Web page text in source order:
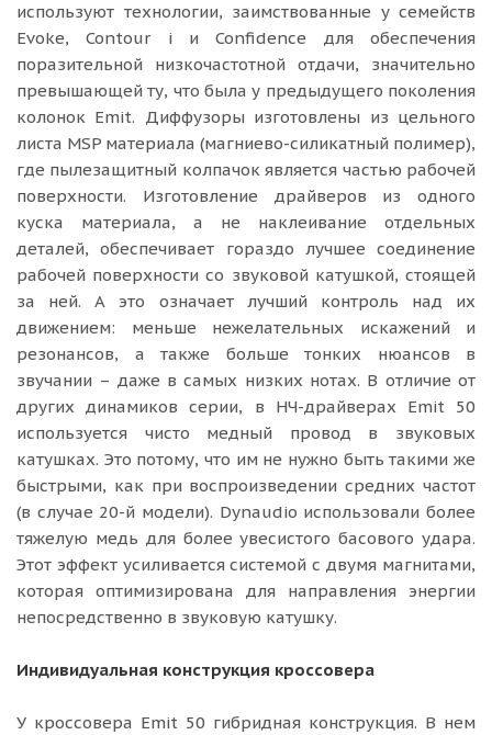
используют технологии, заимствованные у семейств
Evoke, Contour i и Confidence для обеспечения
поразительной низкочастотной отдачи, значительно
превышающей ту, что была у предыдущего поколения
колонок Emit. Диффузоры изготовлены из цельного
листа MSP материала (магниево-силикатный полимер),
где пылезащитный колпачок является частью рабочей
поверхности. Изготовление драйверов из одного
куска материала, а не наклеивание отдельных
деталей, обеспечивает гораздо лучшее соединение
рабочей поверхности со звуковой катушкой, стоящей
за ней. А это означает лучший контроль над их
движением: меньше нежелательных искажений и
резонансов, а также больше тонких нюансов в
звучании – даже в самых низких нотах. В отличие от
других динамиков серии, в НЧ-драйверах Emit 50
используется чисто медный провод в звуковых
катушках. Это потому, что им не нужно быть такими же
быстрыми, как при воспроизведении средних частот
(в случае 20-й модели). Dynaudio использовали более
тяжелую медь для более увесистого басового удара.
Этот эффект усиливается системой с двумя магнитами,
которая оптимизирована для направления энергии
непосредственно в звуковую катушку.
Индивидуальная конструкция кроссовера
У кроссовера Emit 50 гибридная конструкция. В нем